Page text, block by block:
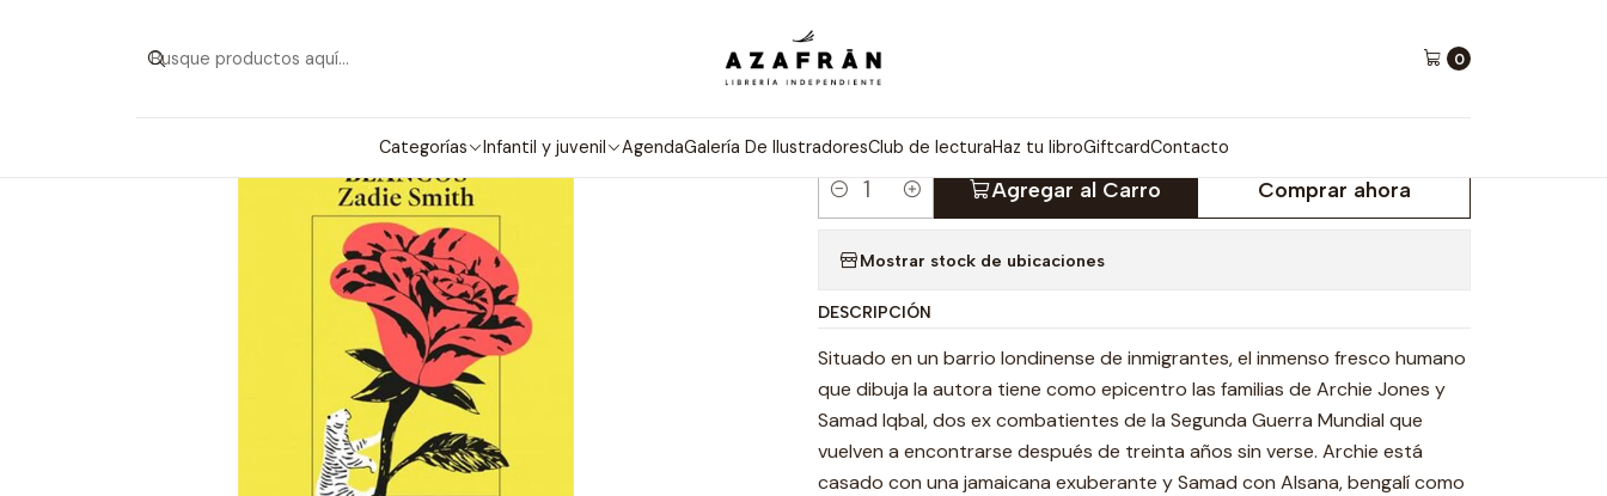
0
Categorías Infantil y juvenil AgendaGalería De IlustradoresClub de lecturaHaz tu libroGiftcardContacto
DIENTES BLANCOS
Cantidad
Agregar al Carro Comprar ahora
Mostrar stock de ubicaciones
DESCRIPCIÓN
Situado en un barrio londinense de inmigrantes, el inmenso fresco humano
que dibuja la autora tiene como epicentro las familias de Archie Jones y
Samad Iqbal, dos ex combatientes de la Segunda Guerra Mundial que
vuelven a encontrarse después de treinta años sin verse. Archie está
casado con una jamaicana exuberante y Samad con Alsana, bengalí como